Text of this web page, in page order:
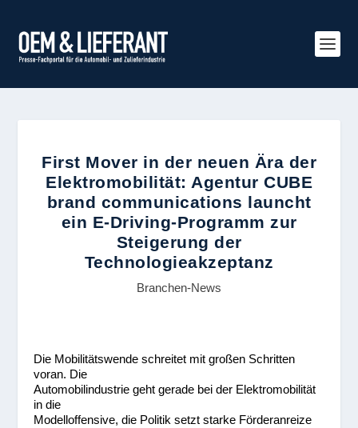
First Mover in der neuen Ära der
Elektromobilität: Agentur CUBE
brand communications launcht
ein E-Driving-Programm zur
Steigerung der
Technologieakzeptanz
Branchen-News
Die Mobilitätswende schreitet mit großen Schritten
voran. Die
Automobilindustrie geht gerade bei der Elektromobilität
in die
Modelloffensive, die Politik setzt starke Förderanreize